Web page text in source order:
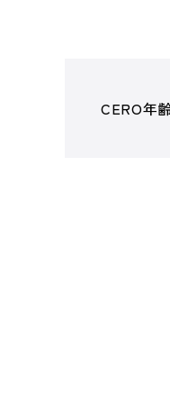
CERO年